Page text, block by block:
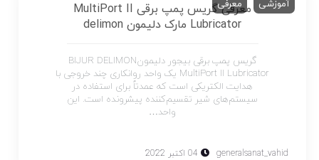
آموزشی معرفی
معرفی گریس پمپ برقی MultiPort II
Lubricator مارک دلیمون delimon
گریس پمپ برقی بیجور دلیمونBIJUR DELIMON
MultiPort II Lubricator یک واحد روانکاری چند خروجی با
هدایت الکتریکی است که عمدتاً برای استفاده در
سیستم‌های شیر تقسیم‌کننده پیشرونده است. این
واحد…
generalsanat_vahid 04 اکتبر 2022